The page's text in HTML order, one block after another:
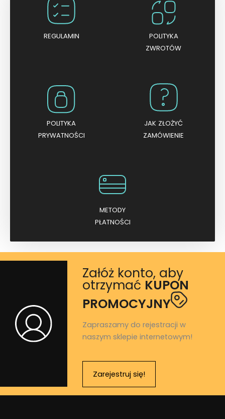
REGULAMIN
POLITYKA
ZWROTÓW
POLITYKA
PRYWATNOŚCI
JAK ZŁOŻYĆ
ZAMÓWIENIE
METODY
PŁATNOŚCI
Załóż konto, aby
otrzymać KUPON
PROMOCYJNY
Zapraszamy do rejestracji w
naszym sklepie internetowym!
Zarejestruj się!